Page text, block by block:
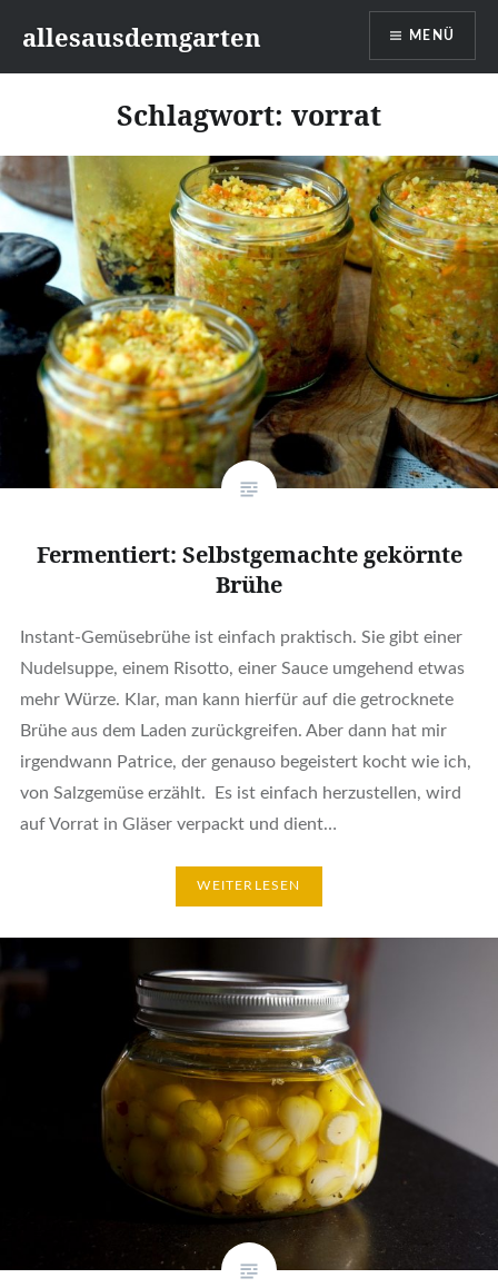
Inhaltallesausdemgarten MENÜ
Schlagwort: vorrat
Fermentiert: Selbstgemachte gekörnte
Brühe
Instant-Gemüsebrühe ist einfach praktisch. Sie gibt einer
Nudelsuppe, einem Risotto, einer Sauce umgehend etwas
mehr Würze. Klar, man kann hierfür auf die getrocknete
Brühe aus dem Laden zurückgreifen. Aber dann hat mir
irgendwann Patrice, der genauso begeistert kocht wie ich,
von Salzgemüse erzählt. Es ist einfach herzustellen, wird
auf Vorrat in Gläser verpackt und dient…
WEITERLESEN